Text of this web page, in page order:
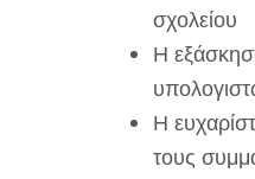
σχολείου
Η
Η
τους